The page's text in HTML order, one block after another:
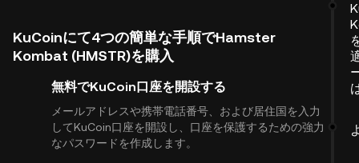
KuCoinにて4つの簡単な手順でHamster
Kombat (HMSTR)を購入
無料でKuCoin口座を開設する
メールアドレスや携帯電話番号、および居住国を入力
してKuCoin口座を開設し、口座を保護するための強力
なパスワードを作成します。